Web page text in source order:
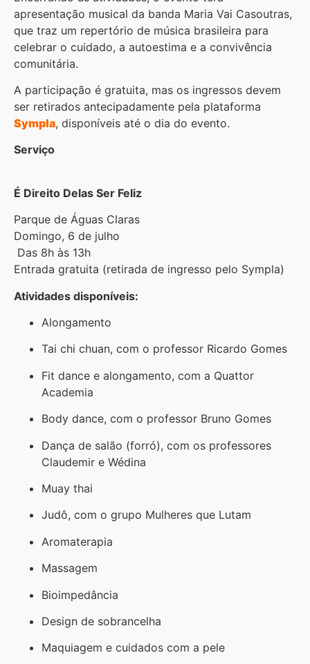
apresentação musical da banda Maria Vai Casoutras,
que traz um repertório de música brasileira para
celebrar o cuidado, a autoestima e a convivência
comunitária.
A participação é gratuita, mas os ingressos devem
ser retirados antecipadamente pela plataforma
Sympla, disponíveis até o dia do evento.
Serviço
É Direito Delas Ser Feliz
Parque de Águas Claras
Domingo, 6 de julho
Das 8h às 13h
Entrada gratuita (retirada de ingresso pelo Sympla)
Atividades disponíveis:
Alongamento
Tai chi chuan, com o professor Ricardo Gomes
Fit dance e alongamento, com a Quattor
Academia
Body dance, com o professor Bruno Gomes
Dança de salão (forró), com os professores
Claudemir e Wédina
Muay thai
Judô, com o grupo Mulheres que Lutam
Aromaterapia
Massagem
Bioimpedância
Design de sobrancelha
Maquiagem e cuidados com a pele